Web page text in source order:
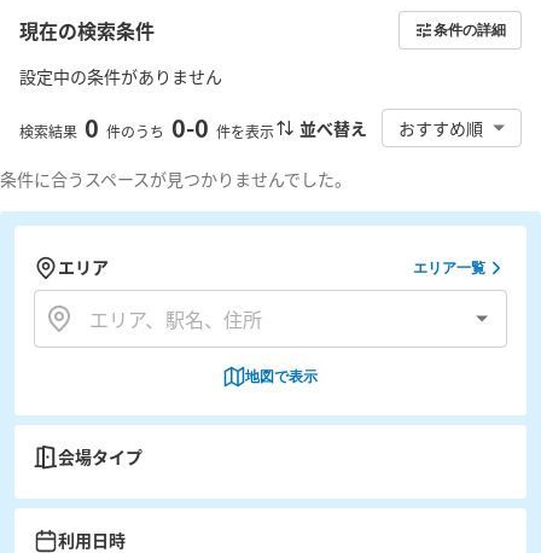
現在の検索条件 条件の詳細
設定中の条件がありません
検索結果 0 件のうち 0-0 件を表示 並べ替え おすすめ順
条件に合うスペースが見つかりませんでした。
エリア エリア一覧
地図で表示
会場タイプ
利用日時